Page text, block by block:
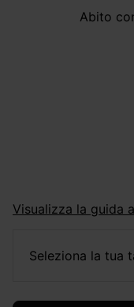
Abito
Visualizza la guida
seleziona la tua